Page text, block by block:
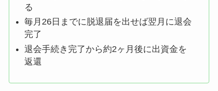
る
毎月26日までに脱退届を出せば翌月に退会
完了
退会手続き完了から約2ヶ月後に出資金を
返還